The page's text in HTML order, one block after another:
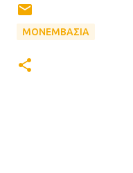
ΜΟΝΕΜΒΑΣΙΑ